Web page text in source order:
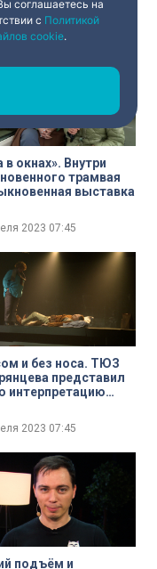
2023 07:45
в окнах». Внутри
трамвая
выставка
2023 07:45
и без носа. ТЮЗ
представил
интерпретацию
2023 07:45
подъём и
соглашаетесь на
с Политикой
cookie.